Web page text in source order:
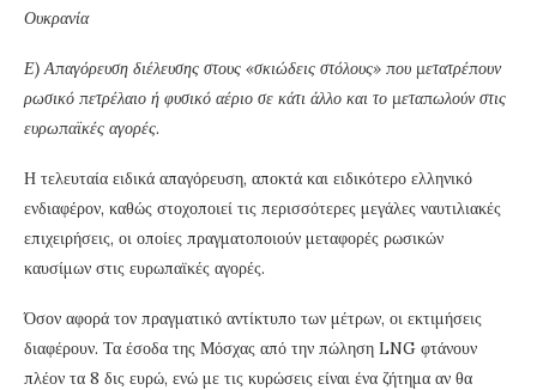
Ουκρανία
Ε) Απαγόρευση διέλευσης στους «σκιώδεις στόλους» που μετατρέπουν
ρωσικό πετρέλαιο ή φυσικό αέριο σε κάτι άλλο και το μεταπωλούν στις
ευρωπαϊκές αγορές.
Η τελευταία ειδικά απαγόρευση, αποκτά και ειδικότερο ελληνικό
ενδιαφέρον, καθώς στοχοποιεί τις περισσότερες μεγάλες ναυτιλιακές
επιχειρήσεις, οι οποίες πραγματοποιούν μεταφορές ρωσικών
καυσίμων στις ευρωπαϊκές αγορές.
Όσον αφορά τον πραγματικό αντίκτυπο των μέτρων, οι εκτιμήσεις
διαφέρουν. Τα έσοδα της Μόσχας από την πώληση LNG φτάνουν
πλέον τα 8 δις ευρώ, ενώ με τις κυρώσεις είναι ένα ζήτημα αν θα